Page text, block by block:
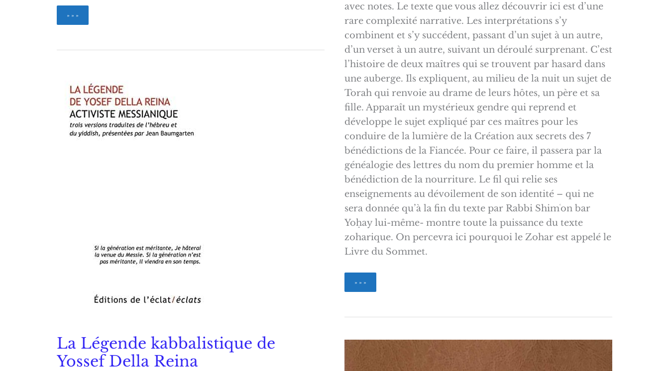
La
Terre
temps
1592
» » »
avec notes. Le texte que vous allez découvrir ici est d’une
rare complexité narrative. Les interprétations s’y
combinent et s’y succédent, passant d’un sujet à un autre,
d’un verset à un autre, suivant un déroulé surprenant. C’est
l’histoire de deux maîtres qui se trouvent par hasard dans
une auberge. Ils expliquent, au milieu de la nuit un sujet de
Torah qui renvoie au drame de leurs hôtes, un père et sa
fille. Apparaît un mystérieux gendre qui reprend et
développe le sujet expliqué par ces maîtres pour les
conduire de la lumière de la Création aux secrets des 7
bénédictions de la Fiancée. Pour ce faire, il passera par la
généalogie des lettres du nom du premier homme et la
bénédiction de la nourriture. Le fil qui relie ses
enseignements au dévoilement de son identité – qui ne
sera donnée qu’à la fin du texte par Rabbi Shimʿon bar
Yoḥay lui-même- montre toute la puissance du texte
zoharique. On percevra ici pourquoi le Zohar est appelé le
Livre du Sommet.
La
Lumière
Torah
» » »
La Légende kabbalistique de
Yossef Della Reina